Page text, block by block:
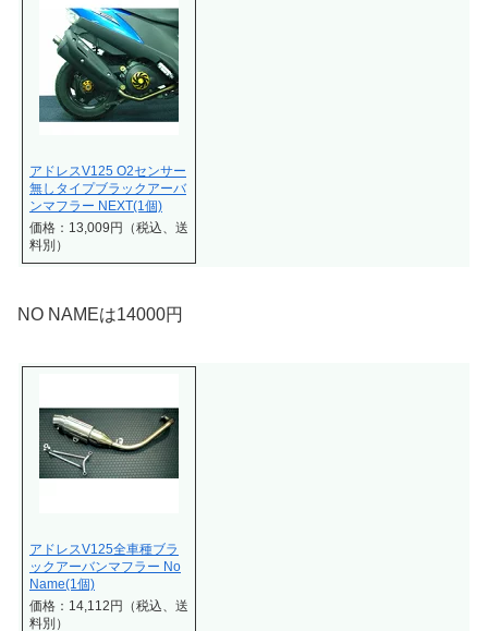
アドレスV125 O2センサー
無しタイプブラックアーバ
ンマフラー NEXT(1個)
価格：13,009円（税込、送
料別）
NO NAMEは14000円
アドレスV125全車種ブラ
ックアーバンマフラー No
Name(1個)
価格：14,112円（税込、送
料別）